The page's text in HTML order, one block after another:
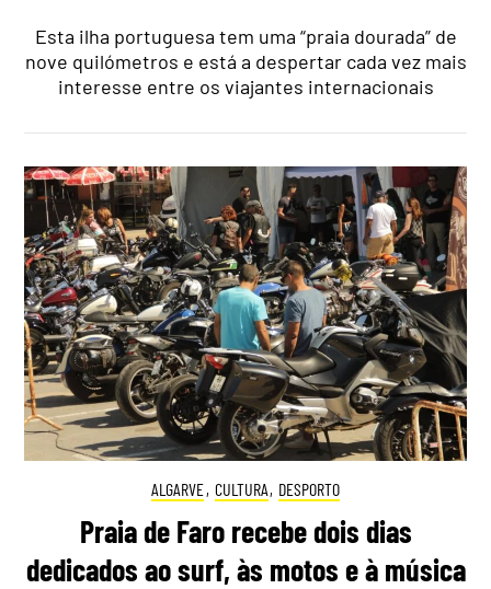
Esta ilha portuguesa tem uma “praia dourada” de
nove quilómetros e está a despertar cada vez mais
interesse entre os viajantes internacionais
ALGARVE, CULTURA, DESPORTO
Praia de Faro recebe dois dias
dedicados ao surf, às motos e à música